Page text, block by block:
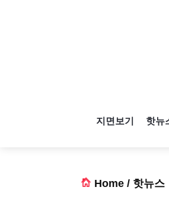
지면보기 핫뉴
Home / 핫뉴스